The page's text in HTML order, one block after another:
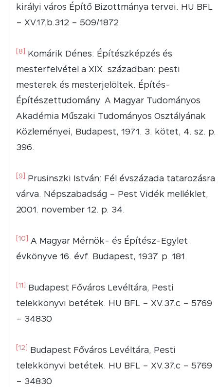
királyi város Építő Bizottmánya tervei. HU BFL
– XV.17.b.312 – 509/1872
[8] Komárik Dénes: Építészképzés és
mesterfelvétel a XIX. században: pesti
mesterek és mesterjelöltek. Építés-
Építészettudomány. A Magyar Tudományos
Akadémia Műszaki Tudományos Osztályának
Közleményei, Budapest, 1971. 3. kötet, 4. sz. p.
396.
[9] Prusinszki István: Fél évszázada tatarozásra
várva. Népszabadság – Pest Vidék melléklet,
2001. november 12. p. 34.
[10] A Magyar Mérnök- és Építész-Egylet
évkönyve 16. évf. Budapest, 1937. p. 181.
[11] Budapest Főváros Levéltára, Pesti
telekkönyvi betétek. HU BFL – XV.37.c – 5769
– 34830
[12] Budapest Főváros Levéltára, Pesti
telekkönyvi betétek. HU BFL – XV.37.c – 5769
– 34830